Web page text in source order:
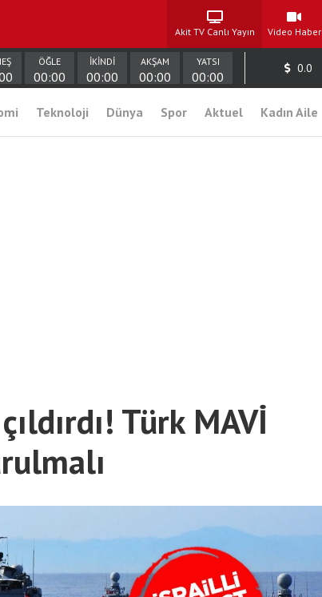
Akit TV Canlı Yayın Video Haber
ÖĞLE
00:00
İKİNDİ
00:00
AKŞAM
00:00
YATSI
00:00
0.0
Teknoloji Dünya Spor Aktuel Kadın Aile
Türk MAVİ